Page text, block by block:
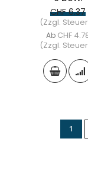
CHF 6.37
(Zzgl.
Ab CHF
(Zzgl.
Sie
1